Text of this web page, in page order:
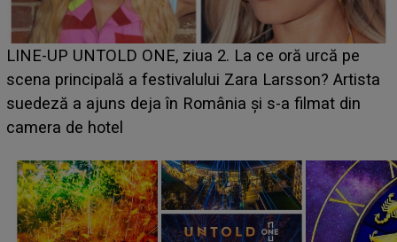
Ce a dezvăluit noua concurentă din "Casa Iubirii" l-a
luat prin surprindere pe Emanuel. CINE ESTE
BĂIATUL VIZAT de Alexandra?! Aflându-se în fața
faptului împlinit, A RECUNOSCUT IMEDIAT: "Am